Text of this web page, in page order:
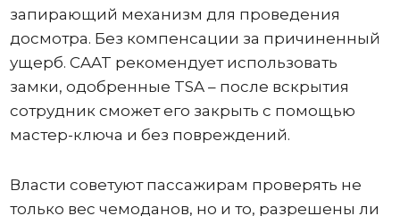
запирающий механизм для проведения
досмотра. Без компенсации за причиненный
ущерб. CAAT рекомендует использовать
замки, одобренные TSA – после вскрытия
сотрудник сможет его закрыть с помощью
мастер-ключа и без повреждений.
Власти советуют пассажирам проверять не
только вес чемоданов, но и то, разрешены ли